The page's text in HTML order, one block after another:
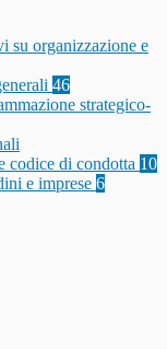
su organizzazione e
46
strategico-
codice di condotta 10
e imprese 6